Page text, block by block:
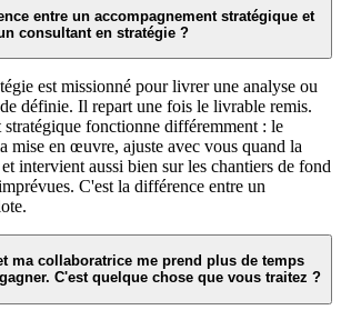
entre un accompagnement stratégique et
consultant en stratégie ?
est missionné pour livrer une analyse ou
définie. Il repart une fois le livrable remis.
fonctionne différemment : le
mise en œuvre, ajuste avec vous quand la
intervient aussi bien sur les chantiers de fond
C'est la différence entre un
ma collaboratrice me prend plus de temps
C'est quelque chose que vous traitez ?